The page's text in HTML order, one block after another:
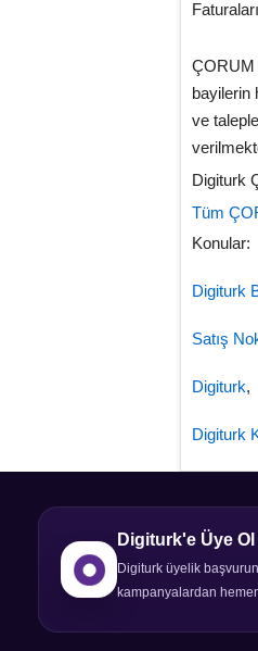
ÇORUM
bayilerin
ve
Digiturk
Tüm
Konular:
Digiturk
Satış
Digiturk,
Digiturk
Digiturk'e Üye Ol
Digiturk üyelik
kampanyalardan